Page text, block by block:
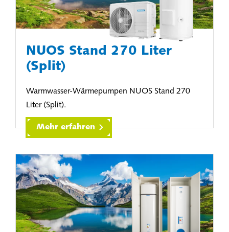
NUOS Stand 270 Liter
(Split)
Warmwasser-Wärmepumpen NUOS Stand 270
Liter (Split).
Mehr erfahren